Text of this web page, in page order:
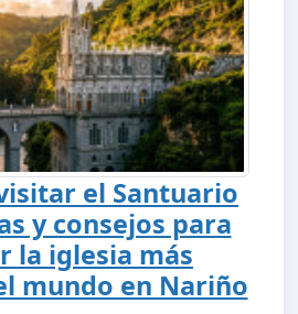
el Santuario
y consejos para
la iglesia más
mundo en Nariño